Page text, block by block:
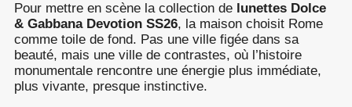
Pour mettre en scène la collection de lunettes Dolce
& Gabbana Devotion SS26, la maison choisit Rome
comme toile de fond. Pas une ville figée dans sa
beauté, mais une ville de contrastes, où l’histoire
monumentale rencontre une énergie plus immédiate,
plus vivante, presque instinctive.